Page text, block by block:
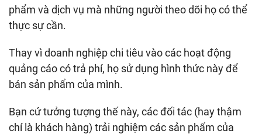
phẩm và dịch vụ mà những người theo dõi họ có thể
thực sự cần.
Thay vì doanh nghiệp chi tiêu vào các hoạt động
quảng cáo có trả phí, họ sử dụng hình thức này để
bán sản phẩm của mình.
Bạn cứ tưởng tượng thế này, các đối tác (hay thậm
chí là khách hàng) trải nghiệm các sản phẩm của